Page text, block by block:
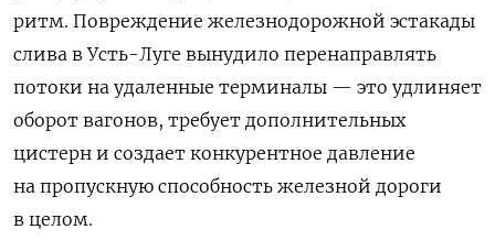
ритм. Повреждение железнодорожной эстакады
слива в Усть-Луге вынудило перенаправлять
потоки на удаленные терминалы — это удлиняет
оборот вагонов, требует дополнительных
цистерн и создает конкурентное давление
на пропускную способность железной дороги
в целом.